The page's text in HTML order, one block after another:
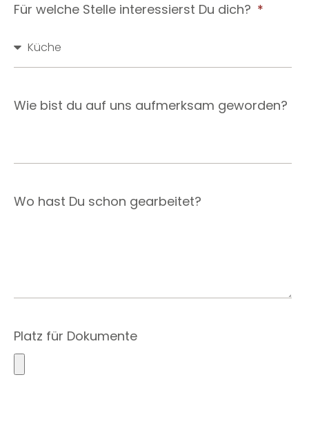
Für welche Stelle interessierst Du dich?
Wie bist du auf uns aufmerksam geworden?
Wo hast Du schon gearbeitet?
Platz für Dokumente